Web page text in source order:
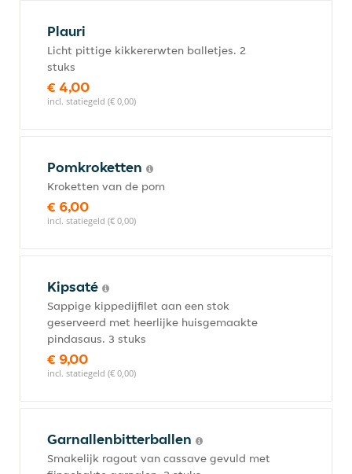
Plauri
Licht pittige kikkererwten balletjes. 2
stuks
€ 4,00
incl. statiegeld (€ 0,00)
Pomkroketten
Kroketten van de pom
€ 6,00
incl. statiegeld (€ 0,00)
Kipsaté
Sappige kippedijfilet aan een stok
geserveerd met heerlijke huisgemaakte
pindasaus. 3 stuks
€ 9,00
incl. statiegeld (€ 0,00)
Garnallenbitterballen
Smakelijk ragout van cassave gevuld met